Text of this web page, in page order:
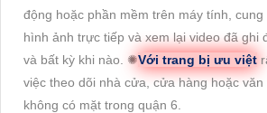
động hoặc phần mềm trên máy tính,
hình ảnh trực tiếp và xem lại video đã ghi
và bất kỳ khi nào. ✺Với trang bị ưu việt
việc theo dõi nhà cửa, cửa hàng hoặc văn
không có mặt trong quận 6.